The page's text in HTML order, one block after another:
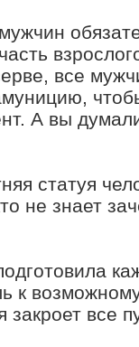
все
А вы
статуя
не знает
к
все